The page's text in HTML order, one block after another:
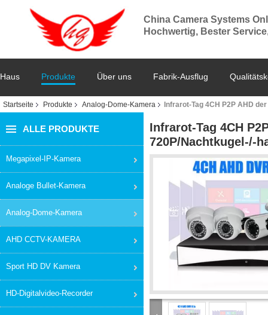
China Camera Systems
Hochwertig, Bester
Haus Produkte Über uns Fabrik-Ausflug
Startseite Produkte Analog-Dome-Kamera Infrarot-Tag 4CH P2P AHD
ALLE PRODUKTE
Megapixel-IP-Kamera
Analoge Bullet-Kamera
Analog-Dome-Kamera
AHD CCTV-KAMERA
Sport HD DV Kamera
HD-Digitalvideo-Recorder
Infrarot-Tag 4CH
720P/Nachtkugel-/-